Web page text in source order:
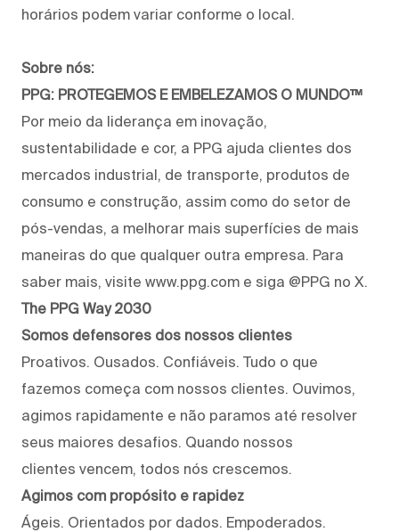
horários podem variar conforme o local.
Sobre nós:
PPG: PROTEGEMOS E EMBELEZAMOS O MUNDO™
Por meio da liderança em inovação,
sustentabilidade e cor, a PPG ajuda clientes dos
mercados industrial, de transporte, produtos de
consumo e construção, assim como do setor de
pós-vendas, a melhorar mais superfícies de mais
maneiras do que qualquer outra empresa. Para
saber mais, visite www.ppg.com e siga @PPG no X.
The PPG Way 2030
Somos defensores dos nossos clientes
Proativos. Ousados. Confiáveis. Tudo o que
fazemos começa com nossos clientes. Ouvimos,
agimos rapidamente e não paramos até resolver
seus maiores desafios. Quando nossos
clientes vencem, todos nós crescemos.
Agimos com propósito e rapidez
Ágeis. Orientados por dados. Empoderados.